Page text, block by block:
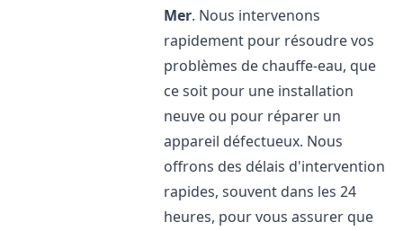
Mer. Nous intervenons
rapidement pour résoudre vos
problèmes de chauffe-eau, que
ce soit pour une installation
neuve ou pour réparer un
appareil défectueux. Nous
offrons des délais d'intervention
rapides, souvent dans les 24
heures, pour vous assurer que